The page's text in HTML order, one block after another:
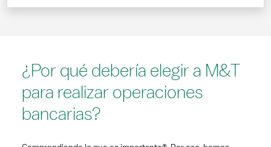
¿Por qué debería elegir a M&T
para realizar operaciones
bancarias?